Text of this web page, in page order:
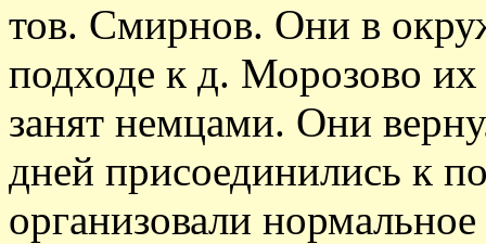
тов. Смирнов. Они в
подходе к д. Морозово
занят немцами. Они
дней присоединились к
организовали